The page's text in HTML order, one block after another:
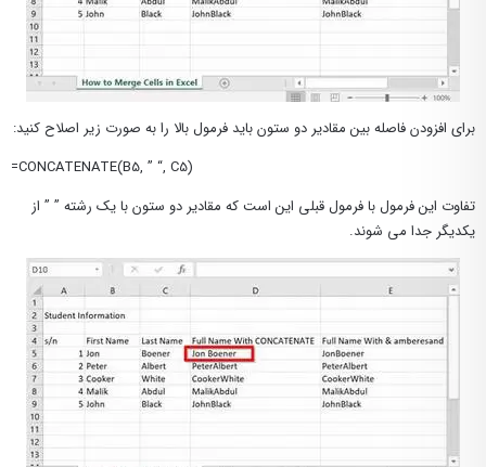
برای افزودن فاصله بین مقادیر دو ستون باید فرمول بالا را به صورت زیر اصلاح کنید:
=CONCATENATE(B5, ” “, C5)
تفاوت این فرمول با فرمول قبلی این است که مقادیر دو ستون با یک رشته ” ” از
یکدیگر جدا می شوند.